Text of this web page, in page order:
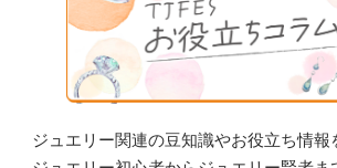
ジュエリー関連の豆知識やお役立ち情報